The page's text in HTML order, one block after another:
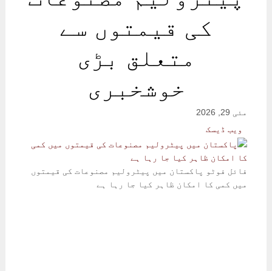
کی قیمتوں سے
متعلق بڑی
خوشخبری
مئی 29, 2026
ویب ڈیسک
فائل فوٹو
پاکستان میں پیٹرولیم مصنوعات کی قیمتوں
میں کمی کا امکان ظاہر کیا جا رہا ہے